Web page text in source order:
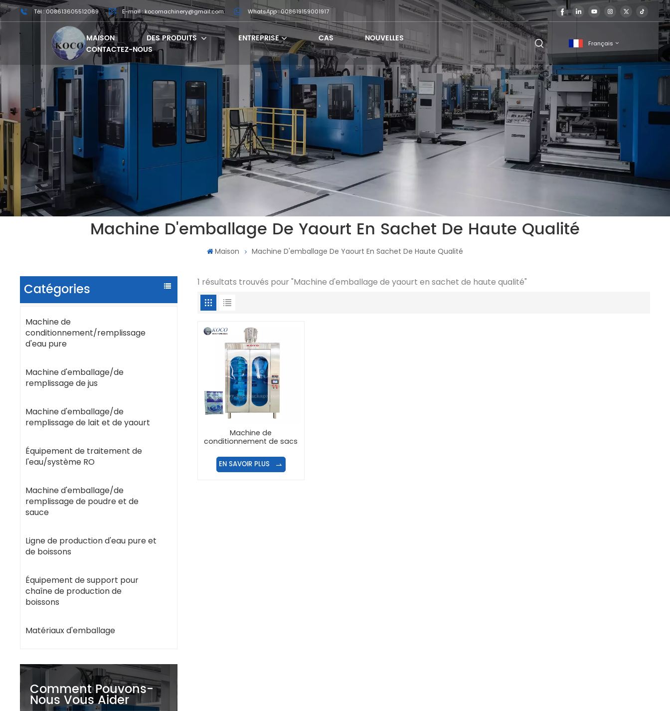
Tél : 008613605512069 E-mail : kocomachinery@gmail.com WhatsApp : 008619159001917
MAISON DES PRODUITS ENTREPRISE CAS
NOUVELLES
CONTACTEZ-NOUS
Français
English
français
Machine D'emballage De Yaourt En Sachet De Haute Qualité
Maison Machine D'emballage De Yaourt En Sachet De Haute Qualité
Catégories
Machine de
conditionnement/remplissage
d'eau pure
Machine d'emballage/de
remplissage de jus
Machine d'emballage/de
remplissage de lait et de yaourt
Équipement de traitement de
l'eau/système RO
Machine d'emballage/de
remplissage de poudre et de
sauce
Ligne de production d'eau pure et
de boissons
Équipement de support pour
chaîne de production de
boissons
Matériaux d'emballage
Comment Pouvons-
Nous Vous Aider
1 résultats trouvés pour "Machine d'emballage de yaourt en sachet de haute qualité"
Machine de
conditionnement de sacs
sachet à joint latéral
EN SAVOIR PLUS